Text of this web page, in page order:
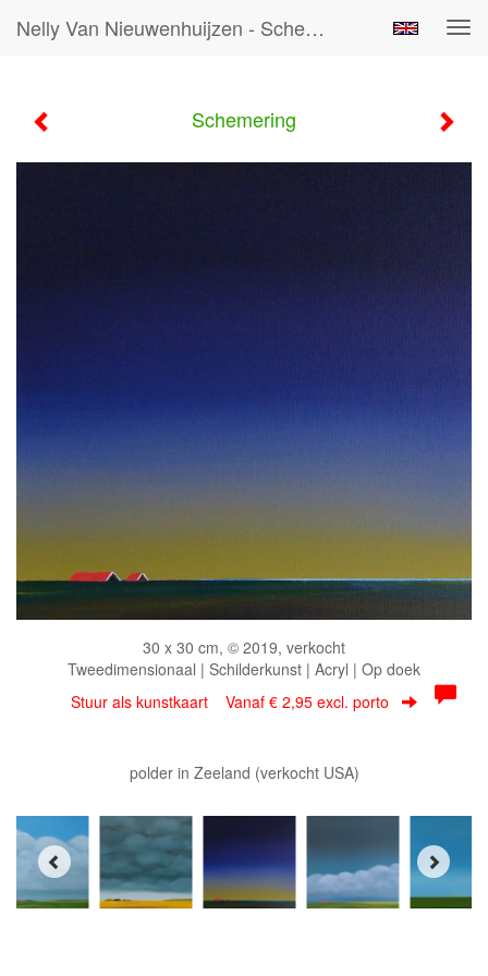
Nelly Van Nieuwenhuijzen - Schemering
Schemering
30 x 30 cm, © 2019, verkocht
Tweedimensionaal | Schilderkunst | Acryl | Op doek
Stuur als kunstkaart Vanaf € 2,95 excl. porto
polder in Zeeland (verkocht USA)